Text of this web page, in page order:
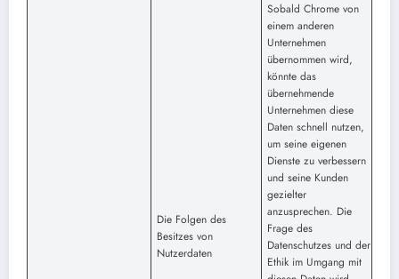
Die Folgen des
Besitzes von
Nutzerdaten
Sobald Chrome von
einem anderen
Unternehmen
übernommen wird,
könnte das
übernehmende
Unternehmen diese
Daten schnell nutzen,
um seine eigenen
Dienste zu verbessern
und seine Kunden
gezielter
anzusprechen. Die
Frage des
Datenschutzes und der
Ethik im Umgang mit